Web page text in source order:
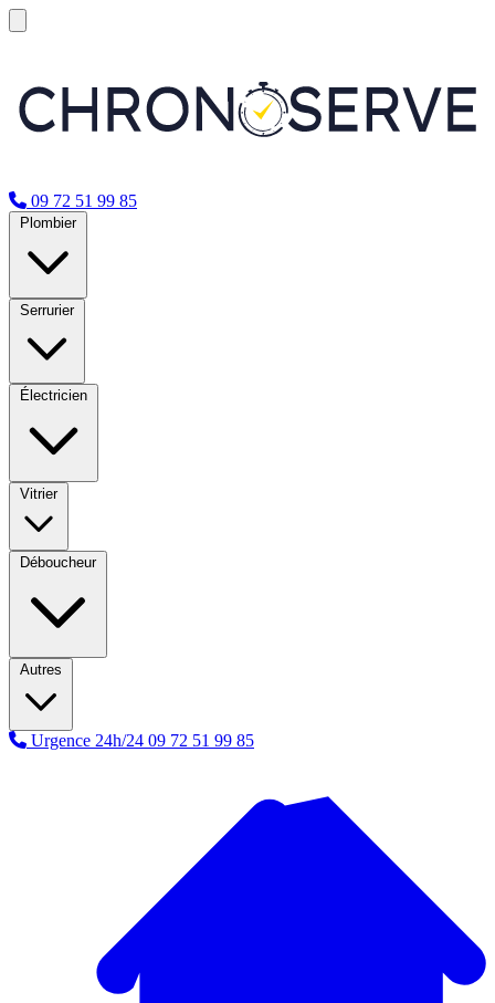
09 72 51 99 85
Plombier
Serrurier
Électricien
Vitrier
Déboucheur
Autres
Urgence 24h/24 09 72 51 99 85